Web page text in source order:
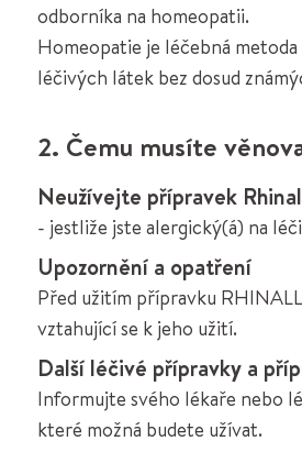
odborníka na homeopatii.
Homeopatie je léčebná
léčivých látek bez dosud
2. Čemu musíte
Neužívejte přípravek
- jestliže jste alergický(á) na
Upozornění a opatření
Před užitím přípravku
vztahující se k jeho užití.
Další léčivé přípravky a
Informujte svého lékaře nebo
které možná budete užívat.